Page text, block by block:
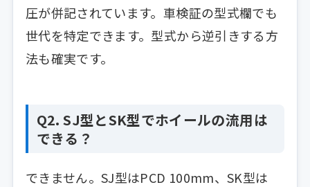
圧が併記されています。車検証の型式欄でも
世代を特定できます。型式から逆引きする方
法も確実です。
Q2. SJ型とSK型でホイールの流用は
できる？
できません。SJ型はPCD 100mm、SK型は